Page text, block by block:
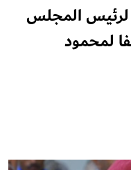
المجلس
لمحمود